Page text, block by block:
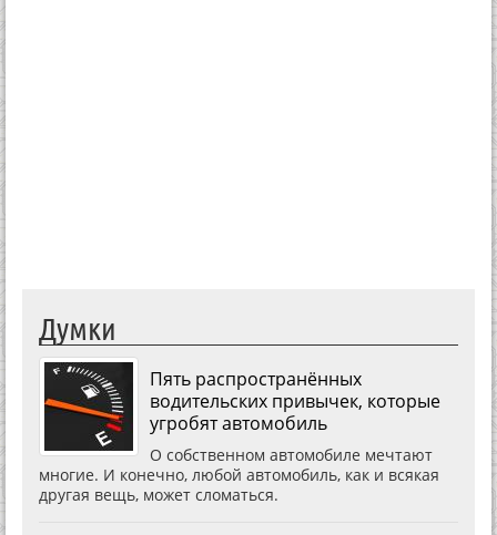
Думки
Пять распространённых
водительских привычек, которые
угробят автомобиль
О собственном автомобиле мечтают
многие. И конечно, любой автомобиль, как и всякая
другая вещь, может сломаться.